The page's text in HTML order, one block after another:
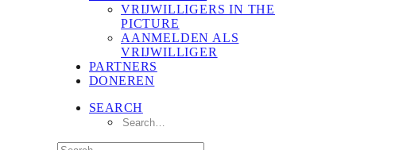
VRIJWILLIGERS IN THE
PICTURE
AANMELDEN ALS
VRIJWILLIGER
PARTNERS
DONEREN
SEARCH